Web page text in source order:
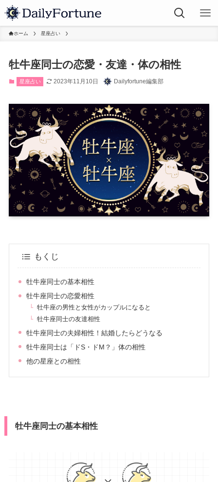
ホーム 星座占い
牡牛座同士の恋愛・友達・体の相性
星座占い 2023年11月10日 Dailyfortune編集部
もくじ
牡牛座同士の基本相性
牡牛座同士の恋愛相性
牡牛座の男性と女性がカップルになると
牡牛座同士の友達相性
牡牛座同士の夫婦相性！結婚したらどうなる
牡牛座同士は「ドS・ドM？」体の相性
他の星座との相性
牡牛座同士の基本相性